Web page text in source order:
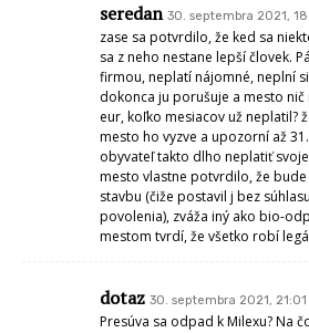
seredan 30. septembra 2021,
zase sa potvrdilo, že ked sa
sa z neho nestane lepší človek.
firmou, neplatí nájomné, neplní
dokonca ju porušuje a mesto nič
eur, koľko mesiacov už neplatil?
mesto ho vyzve a upozorní až
obyvateľ takto dlho neplatiť
mesto vlastne potvrdilo, že
stavbu (čiže postavil j bez
povolenia), zváža iný ako bio-
mestom tvrdí, že všetko robí
dotaz 30. septembra 2021, 21:01
Presúva sa odpad k Milexu? Na